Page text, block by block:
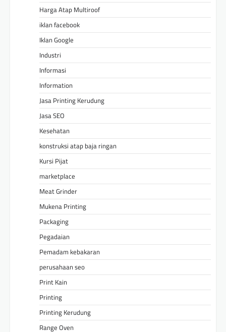
Harga Atap Multiroof
iklan facebook
Iklan Google
Industri
Informasi
Information
Jasa Printing Kerudung
Jasa SEO
Kesehatan
konstruksi atap baja ringan
Kursi Pijat
marketplace
Meat Grinder
Mukena Printing
Packaging
Pegadaian
Pemadam kebakaran
perusahaan seo
Print Kain
Printing
Printing Kerudung
Range Oven